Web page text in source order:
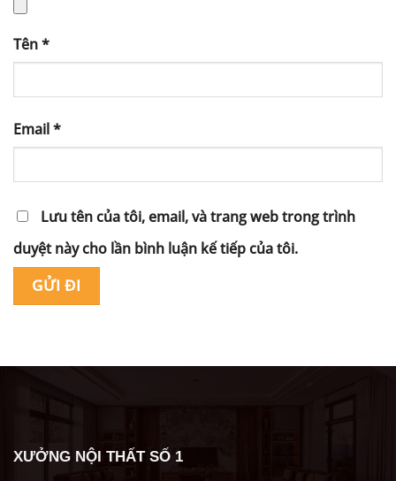
Tên*
Email*
Lưu tên của tôi, email, và trang web trong trình
duyệt này cho lần bình luận kế tiếp của tôi.
XƯỞNG NỘI THẤT SỐ 1